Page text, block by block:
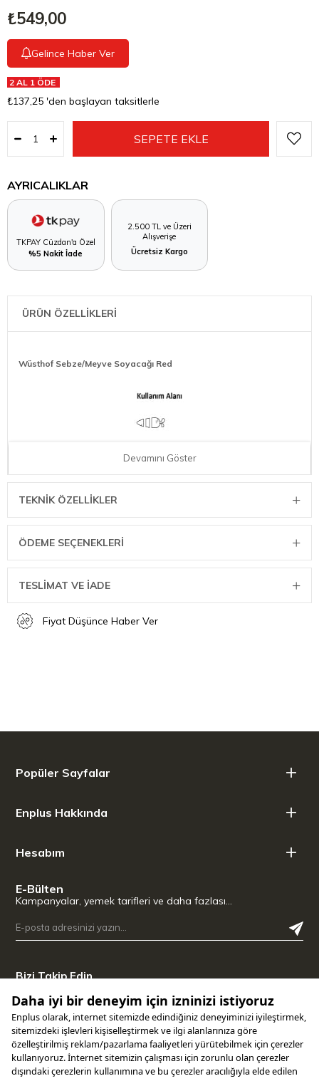
₺549,00
Gelince Haber Ver
2 AL 1 ÖDE
₺137,25 'den başlayan taksitlerle
AYRICALIKLAR
TKPAY Cüzdan'a Özel
%5 Nakit İade
2.500 TL ve Üzeri
Alışverişe
Ücretsiz Kargo
ÜRÜN ÖZELLİKLERİ
Wüsthof Sebze/Meyve Soyacağı Red
Bıçak malzemesi: Paslanmaz çelik
Sap malzemesi: Plastik
Devamını Göster
TEKNIK ÖZELLIKLER
ÖDEME SEÇENEKLERI
TESLİMAT VE İADE
Fiyat Düşünce Haber Ver
Popüler Sayfalar
Enplus Hakkında
Hesabım
E-Bülten
Kampanyalar, yemek tarifleri ve daha fazlası…
Bizi Takip Edin
Uygulamamızı İndirin